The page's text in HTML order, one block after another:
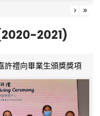
› »
2021)
許禮向畢業生頒獎獎項